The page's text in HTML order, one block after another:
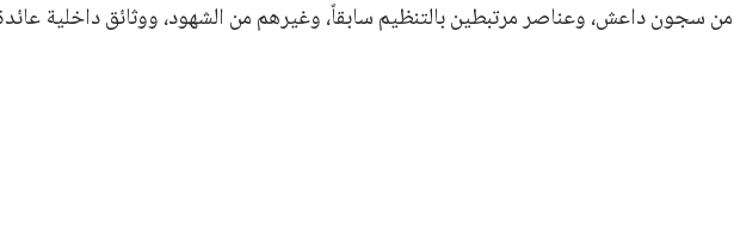
من سجون داعش، وعناصر مرتبطين بالتنظيم سابقاً، وغيرهم من الشهود، ووثائق داخلية